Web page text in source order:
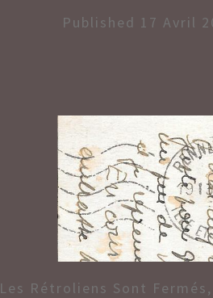
Published 17 Avril
Les Rétroliens Sont